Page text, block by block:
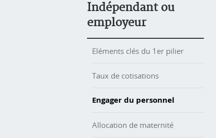
Indépendant ou
employeur
Eléments clés du 1er pilier
Taux de cotisations
Engager du personnel
Allocation de maternité